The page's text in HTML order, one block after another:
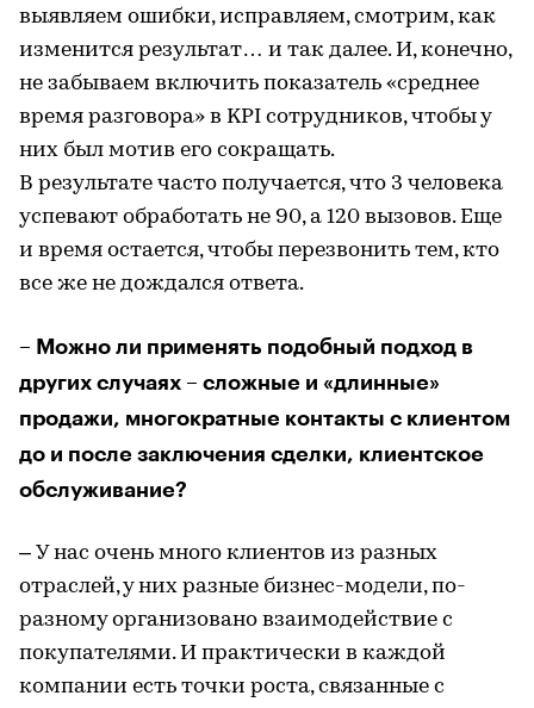
выявляем ошибки, исправляем, смотрим, как
изменится результат… и так далее. И, конечно,
не забываем включить показатель «среднее
время разговора» в KPI сотрудников, чтобы у
них был мотив его сокращать.
В результате часто получается, что 3 человека
успевают обработать не 90, а 120 вызовов. Еще
и время остается, чтобы перезвонить тем, кто
все же не дождался ответа.
– Можно ли применять подобный подход в
других случаях – сложные и «длинные»
продажи, многократные контакты с клиентом
до и после заключения сделки, клиентское
обслуживание?
– У нас очень много клиентов из разных
отраслей, у них разные бизнес-модели, по-
разному организовано взаимодействие с
покупателями. И практически в каждой
компании есть точки роста, связанные с